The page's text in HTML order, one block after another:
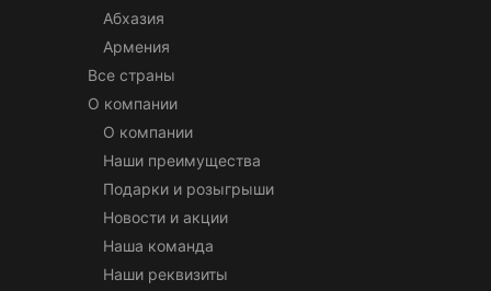
Абхазия
Армения
Все страны
О компании
О компании
Наши преимущества
Подарки и розыгрыши
Новости и акции
Наша команда
Наши реквизиты